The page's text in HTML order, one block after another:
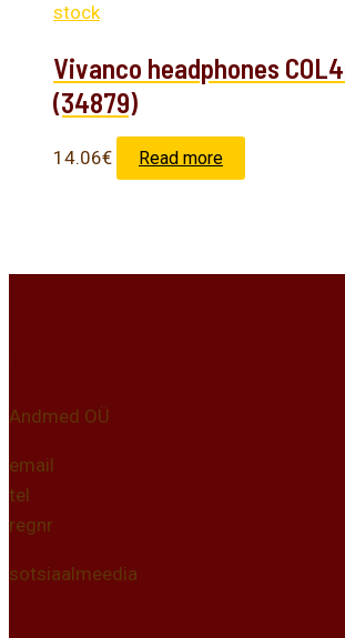
stock
Vivanco headphones
(34879)
14.06€ Read more
Andmed OÜ
email
tel
regnr
sotsiaalmeedia